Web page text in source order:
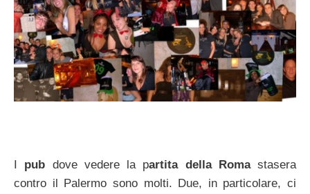
I pub dove vedere la partita della Romastasera
contro il Palermo sono molti. Due, in particolare, ci